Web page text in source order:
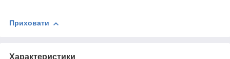
Приховати
Характеристики